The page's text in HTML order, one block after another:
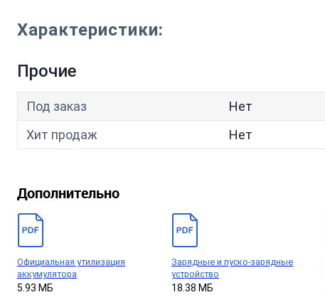
Характеристики:
Прочие
Под заказ
Нет
Хит продаж
Нет
Дополнительно
Официальная утилизация
аккумулятора
5.93 МБ
Зарядные и пуско-зарядные
устройство
18.38 МБ